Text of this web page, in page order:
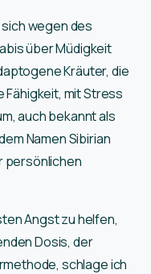
wegen des
über Müdigkeit
Kräuter, die
Fähigkeit, mit Stress
auch bekannt als
Namen Sibirian
persönlichen
Angst zu helfen,
Dosis, der
schlage ich